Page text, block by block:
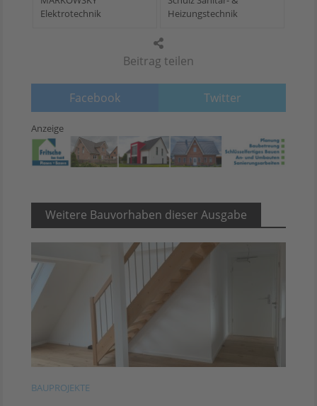
Beitrag teilen
Facebook Twitter
Elektrotechnik
Heizungstechnik
Anzeige
Weitere Bauvorhaben dieser Ausgabe
BAUPROJEKTE